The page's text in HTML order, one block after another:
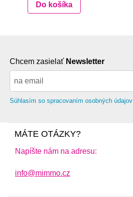
Do košíka
Chcem zasielať Newsletter
Súhlasím so spracovaním osobných údajov
MÁTE OTÁZKY?
Napíšte nám na adresu:
info@mimmo.cz